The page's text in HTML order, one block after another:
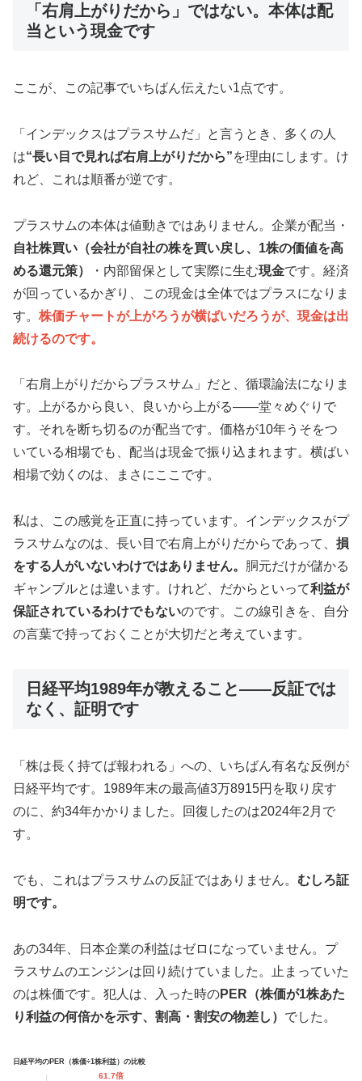
「右肩上がりだから」ではない。本体は配
当という現金です
ここが、この記事でいちばん伝えたい1点です。
「インデックスはプラスサムだ」と言うとき、多くの人
は“長い目で見れば右肩上がりだから”を理由にします。け
れど、これは順番が逆です。
プラスサムの本体は値動きではありません。企業が配当・
自社株買い（会社が自社の株を買い戻し、1株の価値を高
める還元策）
・内部留保として実際に生む現金です。経済
が回っているかぎり、この現金は全体ではプラスになりま
す。 株価チャートが上がろうが横ばいだろうが、現金は出
続けるのです。
「右肩上がりだからプラスサム」だと、循環論法になりま
す。上がるから良い、良いから上がる——堂々めぐりで
す。それを断ち切るのが配当です。価格が10年うそをつ
いている相場でも、配当は現金で振り込まれます。横ばい
相場で効くのは、まさにここです。
私は、この感覚を正直に持っています。インデックスがプ
ラスサムなのは、長い目で右肩上がりだからであって、 損
をする人がいないわけではありません。
胴元だけが儲かる
ギャンブルとは違います。けれど、だからといって利益が
保証されているわけでもないのです。この線引きを、自分
の言葉で持っておくことが大切だと考えています。
日経平均1989年が教えること——反証では
なく、証明です
「株は長く持てば報われる」への、いちばん有名な反例が
日経平均です。1989年末の最高値3万8915円を取り戻す
のに、約34年かかりました。回復したのは2024年2月で
す。
でも、これはプラスサムの反証ではありません。 むしろ証
明です。
あの34年、日本企業の利益はゼロになっていません。プ
ラスサムのエンジンは回り続けていました。止まっていた
のは株価です。犯人は、入った時のPER（株価が1株あた
り利益の何倍かを示す、割高・割安の物差し） でした。
日経平均のPER（株価÷1株利益）の比較
61.7倍